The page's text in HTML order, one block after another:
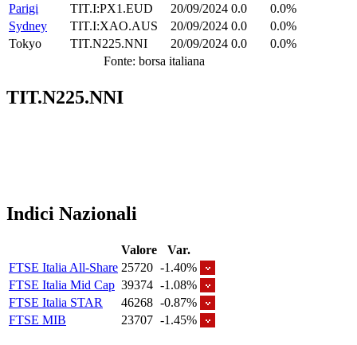
Parigi
TIT.I:PX1.EUD 20/09/2024 0.0
0.0%
Sydney
TIT.I:XAO.AUS 20/09/2024 0.0
0.0%
Tokyo
TIT.N225.NNI 20/09/2024 0.0
0.0%
Fonte: borsa italiana
TIT.N225.NNI
Indici Nazionali
Valore
Var.
FTSE Italia All-Share 25720 -1.40%
FTSE Italia Mid Cap 39374 -1.08%
FTSE Italia STAR
46268 -0.87%
FTSE MIB
23707 -1.45%